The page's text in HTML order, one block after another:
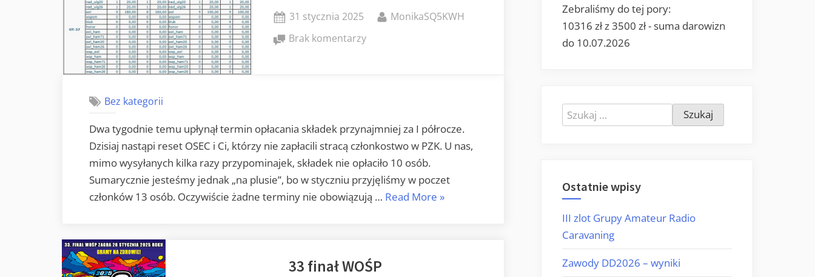
Posted
on
31 stycznia 2025 By
MonikaSQ5KWH
Brak komentarzydo
Bez kategorii
Dwa tygodnie temu upłynął termin opłacania składek przynajmniej za I półrocze.
Dzisiaj nastąpi reset OSEC i Ci, którzy nie zapłacili stracą członkostwo w PZK. U nas,
mimo wysyłanych kilka razy przypominajek, składek nie opłaciło 10 osób.
Sumarycznie jesteśmy jednak „na plusie”, bo w styczniu przyjęliśmy w poczet
członków 13 osób. Oczywiście żadne terminy nie obowiązują … Read More „Reset
»
33 finał WOŚP
Zebraliśmy do tej pory:
10316 zł z 3500 zł - suma darowizn
do 10.07.2026
Szukaj:
Ostatnie wpisy
III zlot Grupy Amateur Radio
Caravaning
Zawody DD2026 – wyniki